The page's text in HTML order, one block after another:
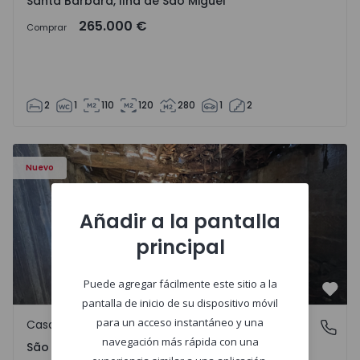
Comprar 265.000 €
2 1 110 120 280 1 2
Nuevo
Casa Vila Real, São Tomé do Castelo e Justes - 1575189 - 1
São Tomé do Castelo e Justes, Vila Real
Casa de Campo
São Tomé do Castelo e Justes, Vila Real
Añadir a la pantalla
principal
Puede agregar fácilmente este sitio a la
pantalla de inicio de su dispositivo móvil
para un acceso instantáneo y una
navegación más rápida con una